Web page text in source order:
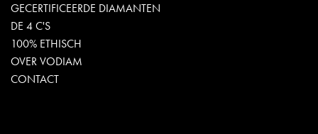
GECERTIFICEERDE DIAMANTEN
DE 4 C'S
100% ETHISCH
OVER VODIAM
CONTACT